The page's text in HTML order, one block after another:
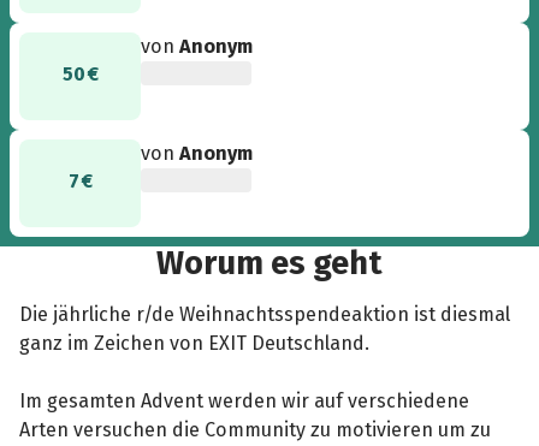
50 €
vonAnonym
7 €
vonAnonym
Worum es geht
Die jährliche r/de Weihnachtsspendeaktion ist diesmal
ganz im Zeichen von EXIT Deutschland.
Im gesamten Advent werden wir auf verschiedene
Arten versuchen die Community zu motivieren um zu